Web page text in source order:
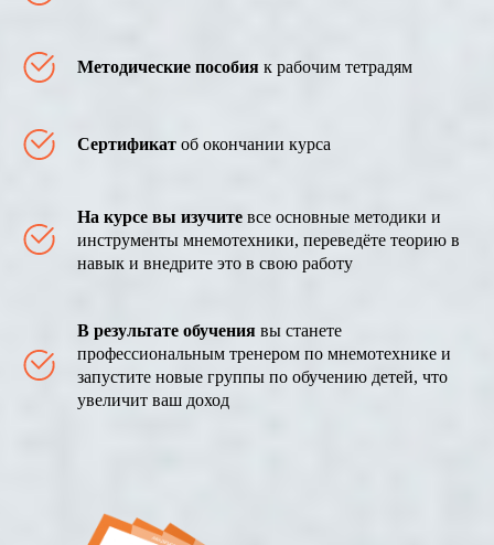
Методические пособия к рабочим тетрадям
Сертификат об окончании курса
На курсе вы изучите все основные методики и
инструменты мнемотехники, переведёте теорию в
навык и внедрите это в свою работу
В результате обучения вы станете
профессиональным тренером по мнемотехнике и
запустите новые группы по обучению детей, что
увеличит ваш доход